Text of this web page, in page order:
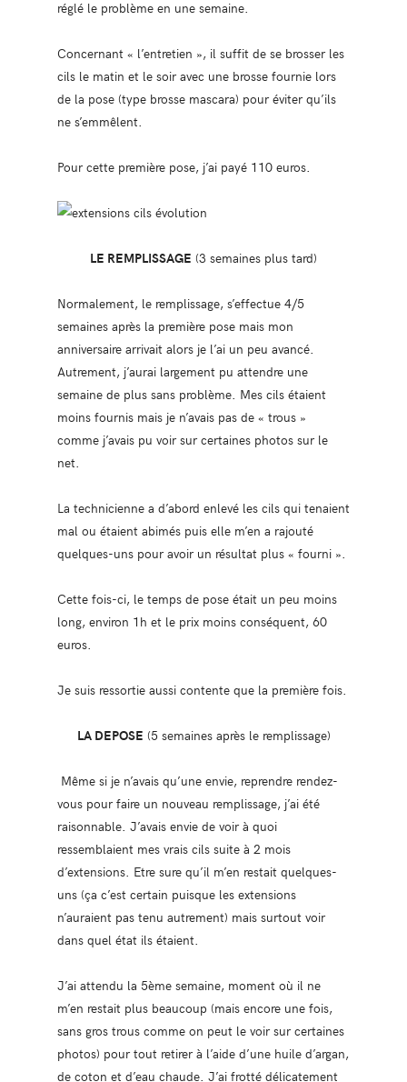
réglé le problème en une semaine.
Concernant « l’entretien », il suffit de se brosser les
cils le matin et le soir avec une brosse fournie lors
de la pose (type brosse mascara) pour éviter qu’ils
ne s’emmêlent.
Pour cette première pose, j’ai payé 110 euros.
LE REMPLISSAGE (3 semaines plus tard)
Normalement, le remplissage, s’effectue 4/5
semaines après la première pose mais mon
anniversaire arrivait alors je l’ai un peu avancé.
Autrement, j’aurai largement pu attendre une
semaine de plus sans problème. Mes cils étaient
moins fournis mais je n’avais pas de « trous »
comme j’avais pu voir sur certaines photos sur le
net.
La technicienne a d’abord enlevé les cils qui tenaient
mal ou étaient abimés puis elle m’en a rajouté
quelques-uns pour avoir un résultat plus « fourni ».
Cette fois-ci, le temps de pose était un peu moins
long, environ 1h et le prix moins conséquent, 60
euros.
Je suis ressortie aussi contente que la première fois.
LA DEPOSE (5 semaines après le remplissage)
Même si je n’avais qu’une envie, reprendre rendez-
vous pour faire un nouveau remplissage, j’ai été
raisonnable. J’avais envie de voir à quoi
ressemblaient mes vrais cils suite à 2 mois
d’extensions. Etre sure qu’il m’en restait quelques-
uns (ça c’est certain puisque les extensions
n’auraient pas tenu autrement) mais surtout voir
dans quel état ils étaient.
J’ai attendu la 5ème semaine, moment où il ne
m’en restait plus beaucoup (mais encore une fois,
sans gros trous comme on peut le voir sur certaines
photos) pour tout retirer à l’aide d’une huile d’argan,
de coton et d’eau chaude. J’ai frotté délicatement